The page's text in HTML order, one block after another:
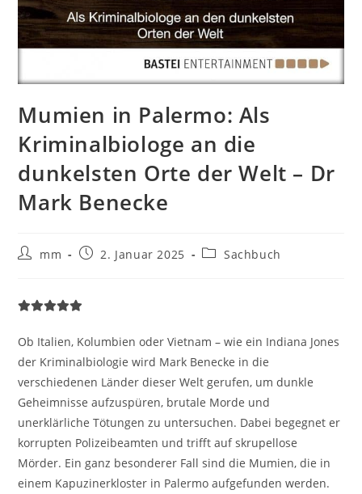
Mumien in Palermo: Als
Kriminalbiologe an die
dunkelsten Orte der Welt – Dr
Mark Benecke
mm 2. Januar 2025 Sachbuch
Ob Italien, Kolumbien oder Vietnam – wie ein Indiana Jones
der Kriminalbiologie wird Mark Benecke in die
verschiedenen Länder dieser Welt gerufen, um dunkle
Geheimnisse aufzuspüren, brutale Morde und
unerklärliche Tötungen zu untersuchen. Dabei begegnet er
korrupten Polizeibeamten und trifft auf skrupellose
Mörder. Ein ganz besonderer Fall sind die Mumien, die in
einem Kapuzinerkloster in Palermo aufgefunden werden.